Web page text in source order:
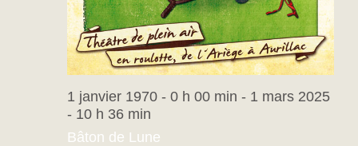
Bâton de Lune
1 janvier 1970 - 0 h 00 min - 1 mars 2025
- 10 h 36 min